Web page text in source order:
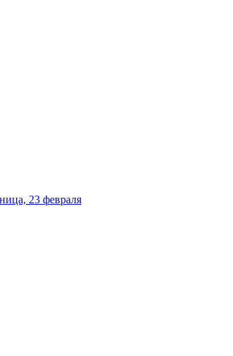
23 февраля